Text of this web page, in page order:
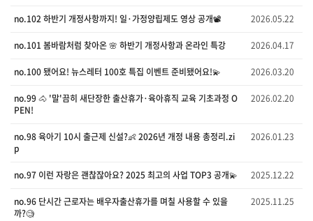
no.102 하반기 개정사항까지! 일·가정양립제도 영상 공개📽️ 2026.05.22
no.101 봄바람처럼 찾아온 🌸 하반기 개정사항과 온라인 특강 2026.04.17
no.100 됐어요! 뉴스레터 100호 특집 이벤트 준비됐어요!💫 2026.03.20
no.99 🐴 '말'끔히 새단장한 출산휴가·육아휴직 교육 기초과정 O
PEN!
2026.02.20
no.98 육아기 10시 출근제 신설?👶 2026년 개정 내용 총정리.zi
p
2026.01.23
no.97 이런 자랑은 괜찮잖아요? 2025 최고의 사업 TOP3 공개💫 2025.12.22
no.96 단시간 근로자는 배우자출산휴가를 며칠 사용할 수 있을
까?🧐
2025.11.25